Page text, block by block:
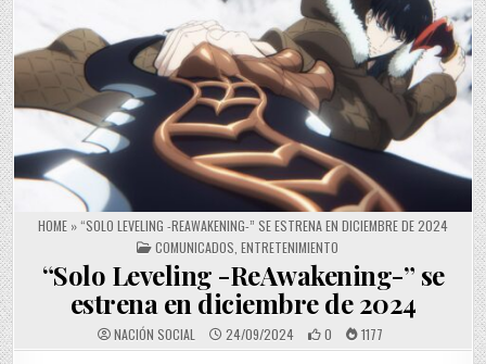
HOME »“SOLO LEVELING -REAWAKENING-” SE ESTRENA EN DICIEMBRE DE 2024
POSTED IN
COMUNICADOS ENTRETENIMIENTO
“Solo Leveling -ReAwakening-” se
estrena en diciembre de 2024
NACIÓN SOCIAL 24/09/2024 0 1177